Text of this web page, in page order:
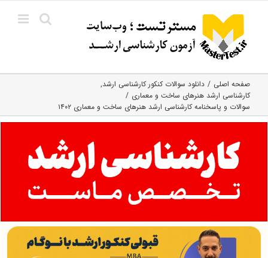
content
صفحه اصلی
دانلود سوالات کنکور کارشناسی ارشد
کارشناسی ارشد هنرهای ساخت و معماری
سوالات و پاسخنامه کارشناسی ارشد هنرهای ساخت و معماری ۱۴۰۲